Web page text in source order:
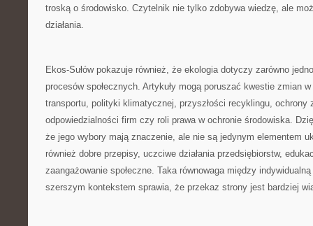
troską o środowisko. Czytelnik nie tylko zdobywa wiedzę, ale
działania.
Ekos-Sułów pokazuje również, że ekologia dotyczy zarówno
procesów społecznych. Artykuły mogą poruszać kwestie zmian
transportu, polityki klimatycznej, przyszłości recyklingu, ochrony
odpowiedzialności firm czy roli prawa w ochronie środowiska.
że jego wybory mają znaczenie, ale nie są jedynym elementem
również dobre przepisy, uczciwe działania przedsiębiorstw,
zaangażowanie społeczne. Taka równowaga między
szerszym kontekstem sprawia, że przekaz strony jest bardziej